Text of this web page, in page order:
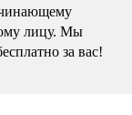
лицу. Мы
за вас!